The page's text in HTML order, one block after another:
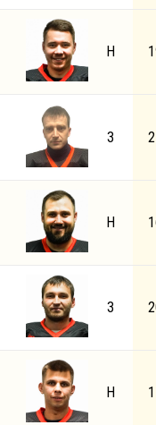
Н
З
Н
З
Н